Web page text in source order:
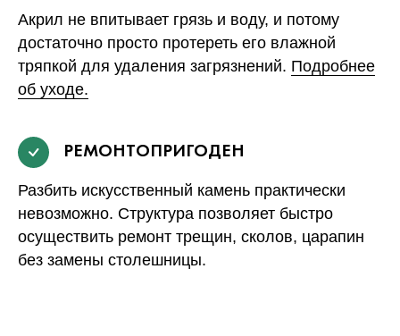
Акрил не впитывает грязь и воду, и потому
достаточно просто протереть его влажной
тряпкой для удаления загрязнений. Подробнее
об уходе.
РЕМОНТОПРИГОДЕН
Разбить искусственный камень практически
невозможно. Структура позволяет быстро
осуществить ремонт трещин, сколов, царапин
без замены столешницы.